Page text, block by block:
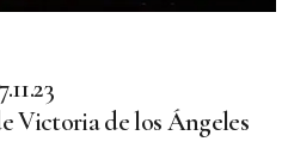
Victoria de los Ángeles